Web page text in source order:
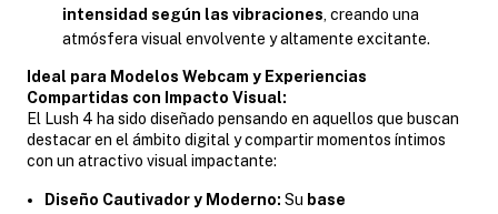
intensidad según las vibraciones, creando una
atmósfera visual envolvente y altamente excitante.
Ideal para Modelos Webcam y Experiencias
Compartidas con Impacto Visual:
El Lush 4 ha sido diseñado pensando en aquellos que buscan
destacar en el ámbito digital y compartir momentos íntimos
con un atractivo visual impactante:
Diseño Cautivador y Moderno: Su base